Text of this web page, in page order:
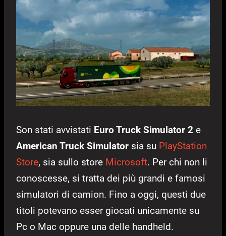
Son stati avvistati Euro Truck Simulator 2 e
American Truck Simulator sia su PlayStation
Store, sia sullo store Microsoft. Per chi non li
conoscesse, si tratta dei più grandi e famosi
simulatori di camion. Fino a oggi, questi due
titoli potevano esser giocati unicamente su
Pc o Mac oppure una delle handheld.